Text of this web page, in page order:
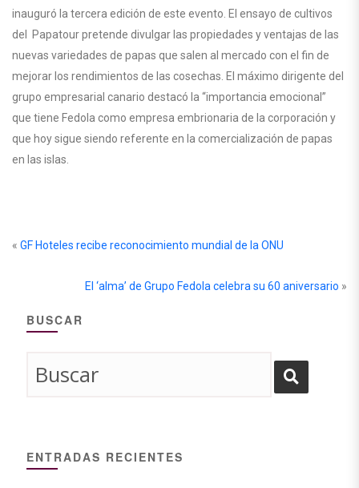
inauguró la tercera edición de este evento. El ensayo de cultivos
del Papatour pretende divulgar las propiedades y ventajas de las
nuevas variedades de papas que salen al mercado con el fin de
mejorar los rendimientos de las cosechas. El máximo dirigente del
grupo empresarial canario destacó la “importancia emocional”
que tiene Fedola como empresa embrionaria de la corporación y
que hoy sigue siendo referente en la comercialización de papas
en las islas.
« GF Hoteles recibe reconocimiento mundial de la ONU
El ‘alma’ de Grupo Fedola celebra su 60 aniversario »
BUSCAR
ENTRADAS RECIENTES